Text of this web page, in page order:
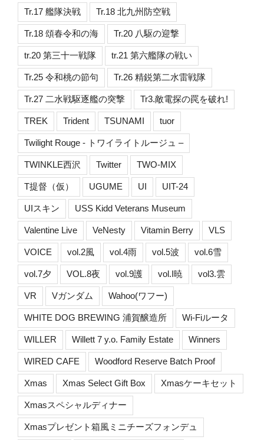
Tr.17 艦隊決戦 Tr.18 北九州防空戦
Tr.18 頌春令和の海 Tr.20 八駆の迎撃
tr.20 第三十一戦隊 tr.21 第六艦隊の戦い
Tr.25 令和桃の節句 Tr.26 精鋭第二水雷戦隊
Tr.27 二水戦駆逐艦の突撃 Tr3.敵電探の罠を破れ!
TREK Trident TSUNAMI tuor
Twilight Rouge - トワイライトルージュ –
TWINKLE西沢 Twitter TWO-MIX
T提督（仮） UGUME UI UIT-24
UIスキン USS Kidd Veterans Museum
Valentine Live VeNesty Vitamin Berry VLS
VOICE vol.2風 vol.4雨 vol.5波 vol.6雪
vol.7夕 VOL.8夜 vol.9護 vol.I暁 vol3.雲
VR Vガンダム Wahoo(ワフー)
WHITE DOG BREWING 浦賀醸造所 Wi-Fiルータ
WILLER Willett 7 y.o. Family Estate Winners
WIRED CAFE Woodford Reserve Batch Proof
Xmas Xmas Select Gift Box Xmasケーキセット
Xmasスペシャルディナー
Xmasプレゼント箱風ミニチーズフォンデュ